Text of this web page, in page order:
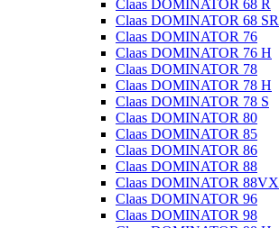
Claas DOMINATOR 68 R
Claas DOMINATOR 68 SR
Claas DOMINATOR 76
Claas DOMINATOR 76 H
Claas DOMINATOR 78
Claas DOMINATOR 78 H
Claas DOMINATOR 78 S
Claas DOMINATOR 80
Claas DOMINATOR 85
Claas DOMINATOR 86
Claas DOMINATOR 88
Claas DOMINATOR 88VX
Claas DOMINATOR 96
Claas DOMINATOR 98